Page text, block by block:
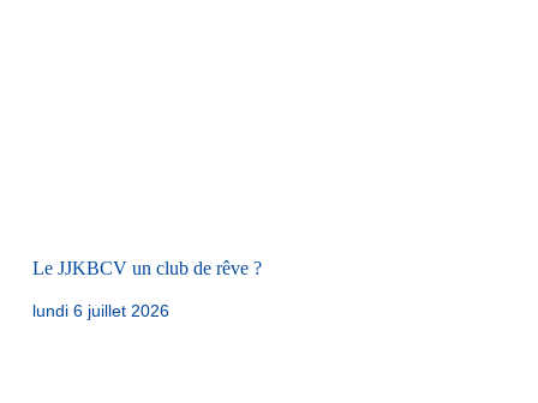
Le JJKBCV un club de rêve ?
lundi 6 juillet 2026